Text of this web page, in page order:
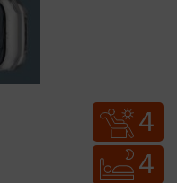
4
4